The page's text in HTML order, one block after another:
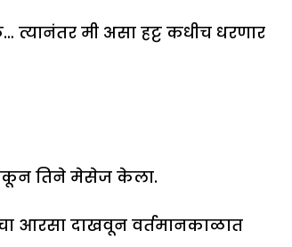
मी असा हट्ट कधीच धरणार
टाकून तिने मेसेज केला.
आरसा दाखवून वर्तमानकाळात